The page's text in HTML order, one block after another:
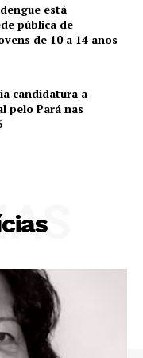
está
pública de
de 10 a 14 anos
candidatura a
pelo Pará nas